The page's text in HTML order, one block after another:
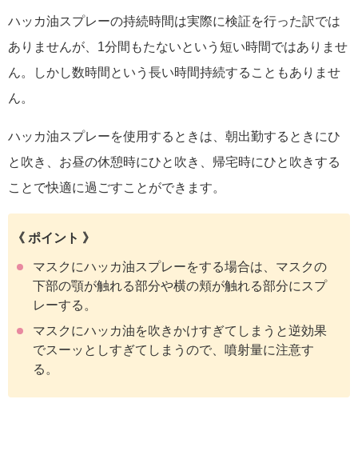
ハッカ油スプレーの持続時間は実際に検証を行った訳では
ありませんが、1分間もたないという短い時間ではありませ
ん。しかし数時間という長い時間持続することもありませ
ん。
ハッカ油スプレーを使用するときは、朝出勤するときにひ
と吹き、お昼の休憩時にひと吹き、帰宅時にひと吹きする
ことで快適に過ごすことができます。
《 ポイント 》
マスクにハッカ油スプレーをする場合は、マスクの
下部の顎が触れる部分や横の頬が触れる部分にスプ
レーする。
マスクにハッカ油を吹きかけすぎてしまうと逆効果
でスーッとしすぎてしまうので、噴射量に注意す
る。